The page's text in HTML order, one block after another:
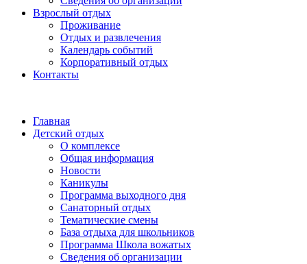
Взрослый отдых
Проживание
Отдых и развлечения
Календарь событий
Корпоративный отдых
Контакты
Главная
Детский отдых
О комплексе
Общая информация
Новости
Каникулы
Программа выходного дня
Санаторный отдых
Тематические смены
База отдыха для школьников
Программа Школа вожатых
Cведения об организации